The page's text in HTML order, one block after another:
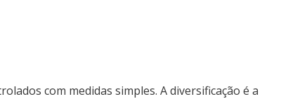
com medidas simples. A diversificação é a